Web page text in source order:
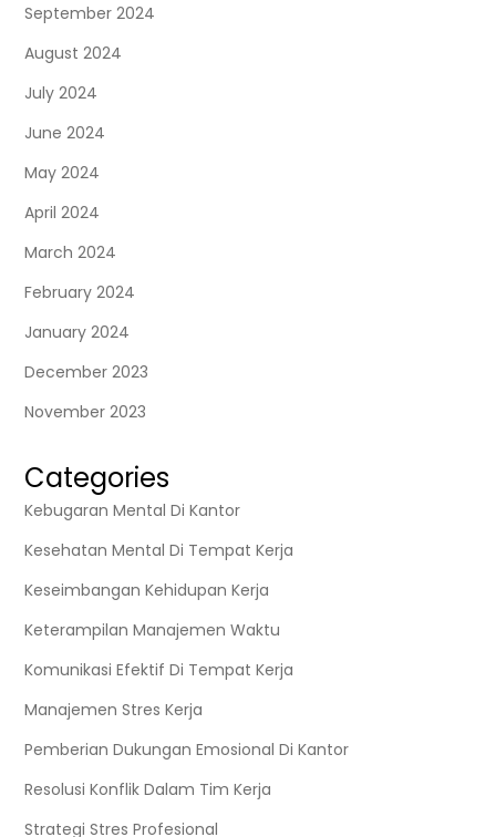
September 2024
August 2024
July 2024
June 2024
May 2024
April 2024
March 2024
February 2024
January 2024
December 2023
November 2023
Categories
Kebugaran Mental Di Kantor
Kesehatan Mental Di Tempat Kerja
Keseimbangan Kehidupan Kerja
Keterampilan Manajemen Waktu
Komunikasi Efektif Di Tempat Kerja
Manajemen Stres Kerja
Pemberian Dukungan Emosional Di Kantor
Resolusi Konflik Dalam Tim Kerja
Strategi Stres Profesional